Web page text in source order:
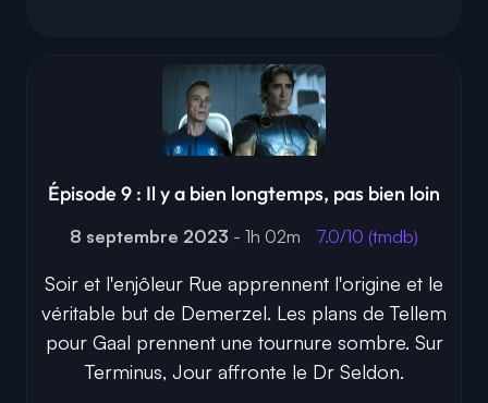
Épisode 9 : Il y a bien longtemps, pas bien loin
8 septembre 2023 - 1h 02m 7.0/10 (tmdb)
Soir et l'enjôleur Rue apprennent l'origine et le
véritable but de Demerzel. Les plans de Tellem
pour Gaal prennent une tournure sombre. Sur
Terminus, Jour affronte le Dr Seldon.